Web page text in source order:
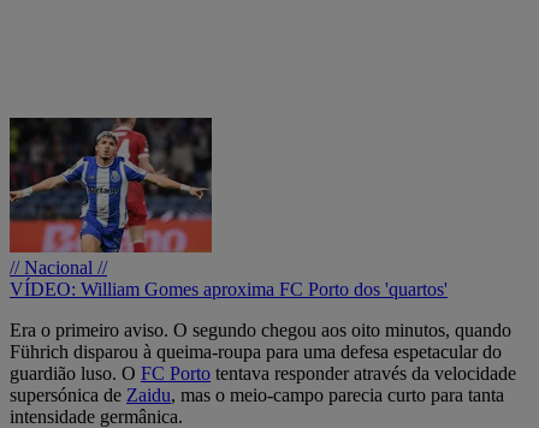
// Nacional //
VÍDEO: William Gomes aproxima FC Porto dos 'quartos'
Era o primeiro aviso. O segundo chegou aos oito minutos, quando
Führich disparou à queima-roupa para uma defesa espetacular do
guardião luso. O FC Porto tentava responder através da velocidade
supersónica de Zaidu, mas o meio-campo parecia curto para tanta
intensidade germânica.